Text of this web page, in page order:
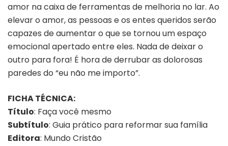
amor na caixa de ferramentas de melhoria no lar. Ao
elevar o amor, as pessoas e os entes queridos serão
capazes de aumentar o que se tornou um espaço
emocional apertado entre eles. Nada de deixar o
outro para fora! É hora de derrubar as dolorosas
paredes do “eu não me importo”.
FICHA TÉCNICA:
Título: Faça você mesmo
Subtítulo: Guia prático para reformar sua família
Editora: Mundo Cristão